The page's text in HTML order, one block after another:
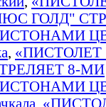
ГОЛД"
,
8-МИ